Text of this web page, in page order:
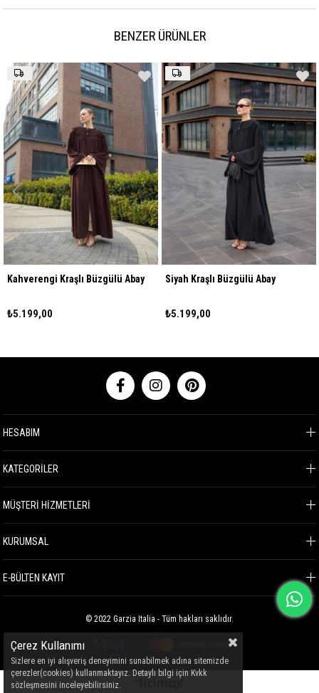
BENZER ÜRÜNLER
Kahverengi Kraşlı Büzgülü Abay
₺5.199,00
Siyah Kraşlı Büzgülü Abay
₺5.199,00
HESABIM
KATEGORİLER
MÜŞTERİ HİZMETLERİ
KURUMSAL
E-BÜLTEN KAYIT
© 2022 Garzia Italia - Tüm hakları saklıdır.
Çerez Kullanımı
Sizlere en iyi alışveriş deneyimini sunabilmek adına sitemizde
çerezler(cookies) kullanmaktayız. Detaylı bilgi için Kvkk
sözleşmesini inceleyebilirsiniz.